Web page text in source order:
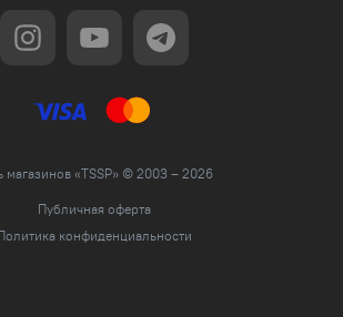
магазинов «TSSP» © 2003 – 2026
Публичная оферта
конфиденциальности